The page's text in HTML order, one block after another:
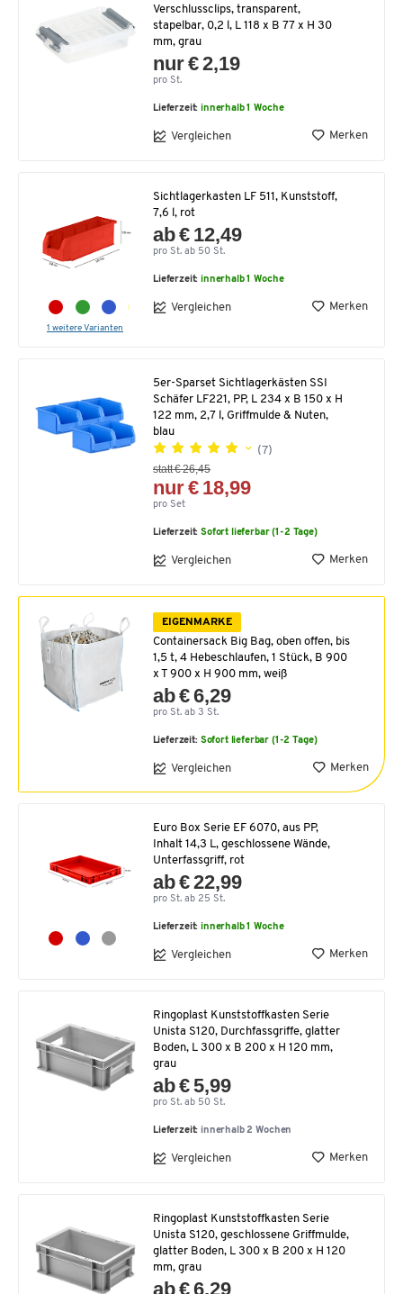
Verschlussclips, transparent,
stapelbar, 0,2 l, L 118 x B 77 x H 30
mm, grau
nur € 2,19
pro St.
Lieferzeit:innerhalb 1 Woche
Vergleichen Merken
1 weitere Varianten
Sichtlagerkasten LF 511, Kunststoff,
7,6 l, rot
ab € 12,49
pro St. ab 50 St.
Lieferzeit:innerhalb 1 Woche
Vergleichen Merken
5er-Sparset Sichtlagerkästen SSI
Schäfer LF221, PP, L 234 x B 150 x H
122 mm, 2,7 l, Griffmulde & Nuten,
blau
(7)
statt € 26,45
nur € 18,99
pro Set
Lieferzeit:Sofort lieferbar (1-2 Tage)
Vergleichen Merken
EIGENMARKE
Containersack Big Bag, oben offen, bis
1,5 t, 4 Hebeschlaufen, 1 Stück, B 900
x T 900 x H 900 mm, weiß
ab € 6,29
pro St. ab 3 St.
Lieferzeit: Sofort lieferbar (1-2 Tage)
Vergleichen Merken
Euro Box Serie EF 6070, aus PP,
Inhalt 14,3 L, geschlossene Wände,
Unterfassgriff, rot
ab € 22,99
pro St. ab 25 St.
Lieferzeit:innerhalb 1 Woche
Vergleichen Merken
Ringoplast Kunststoffkasten Serie
Unista S120, Durchfassgriffe, glatter
Boden, L 300 x B 200 x H 120 mm,
grau
ab € 5,99
pro St. ab 50 St.
Lieferzeit: innerhalb 2 Wochen
Vergleichen Merken
Ringoplast Kunststoffkasten Serie
Unista S120, geschlossene Griffmulde,
glatter Boden, L 300 x B 200 x H 120
mm, grau
ab € 6,29